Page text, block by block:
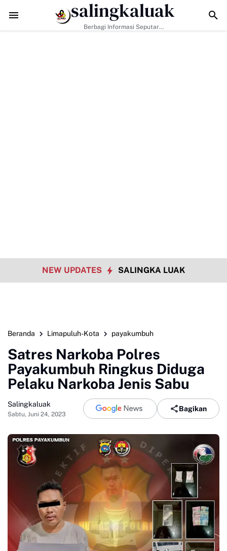
ke-129 Kodim 0306/50 Kota Nyaris Rampung, Jalan 2,7 Kilometer
salingkaluak
Berbagi Informasi Seputar
NEW UPDATES SALINGKA LUAK
Beranda Limapuluh-Kota payakumbuh
Satres Narkoba Polres
Payakumbuh Ringkus Diduga
Pelaku Narkoba Jenis Sabu
Salingkaluak
Sabtu, Juni 24, 2023
Bagikan